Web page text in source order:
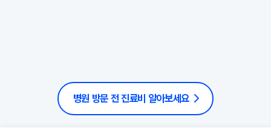
병원 방문 전 진료비 알아보세요